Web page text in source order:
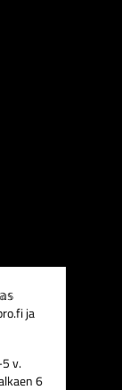
ja
v.
6